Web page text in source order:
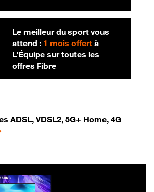
Le meilleur du sport vous
attend : 1 mois offertà
L’Équipe sur toutes les
offres Fibre
ADSL, VDSL2, 5G+ Home, 4G